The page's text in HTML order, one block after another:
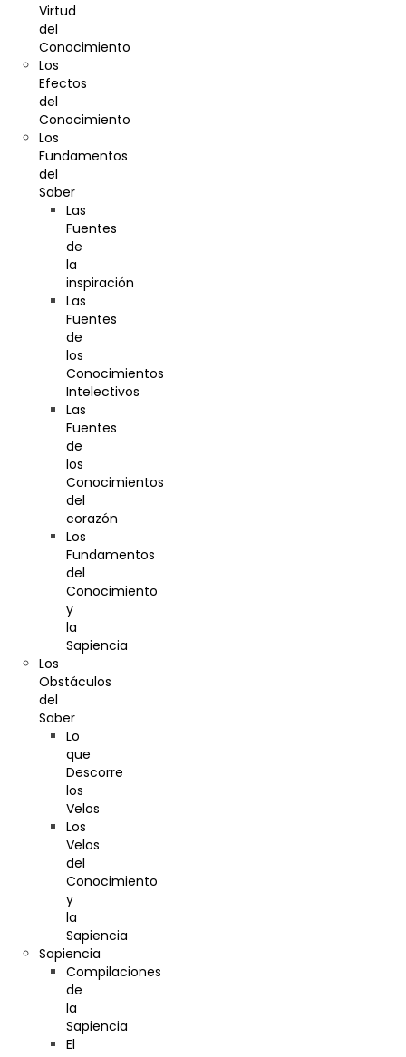
Virtud
del
Conocimiento
Los
Efectos
del
Conocimiento
Los
Fundamentos
del
Saber
Las
Fuentes
de
la
inspiración
Las
Fuentes
de
los
Conocimientos
Intelectivos
Las
Fuentes
de
los
Conocimientos
del
corazón
Los
Fundamentos
del
Conocimiento
y
la
Sapiencia
Los
Obstáculos
del
Saber
Lo
que
Descorre
los
Velos
Los
Velos
del
Conocimiento
y
la
Sapiencia
Sapiencia
Compilaciones
de
la
Sapiencia
El